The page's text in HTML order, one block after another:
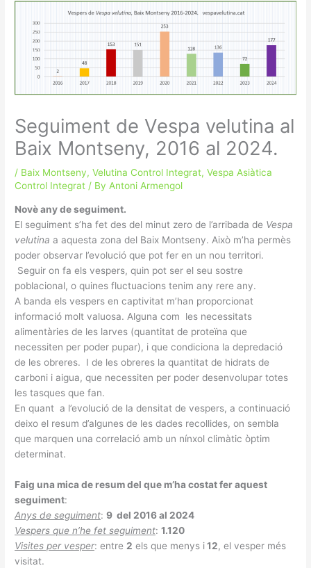
Seguiment de Vespa velutina al
Baix Montseny, 2016 al 2024.
/ Baix Montseny,Velutina Control Integrat,Vespa Asiàtica
Control Integrat / By Antoni Armengol
Novè any de seguiment.
El seguiment s’ha fet des del minut zero de l’arribada de Vespa
velutina a aquesta zona del Baix Montseny. Això m’ha permès
poder observar l’evolució que pot fer en un nou territori.
Seguir on fa els vespers, quin pot ser el seu sostre
poblacional, o quines fluctuacions tenim any rere any.
A banda els vespers en captivitat m’han proporcionat
informació molt valuosa. Alguna com les necessitats
alimentàries de les larves (quantitat de proteïna que
necessiten per poder pupar), i que condiciona la depredació
de les obreres. I de les obreres la quantitat de hidrats de
carboni i aigua, que necessiten per poder desenvolupar totes
les tasques que fan.
En quant a l’evolució de la densitat de vespers, a continuació
deixo el resum d’algunes de les dades recollides, on sembla
que marquen una correlació amb un nínxol climàtic òptim
determinat.
Faig una mica de resum del que m’ha costat fer aquest
seguiment:
Anys de seguiment:9 del 2016 al 2024
Vespers que n’he fet seguiment:1.120
Visites per vesper: entre 2 els que menys i12, el vesper més
visitat.